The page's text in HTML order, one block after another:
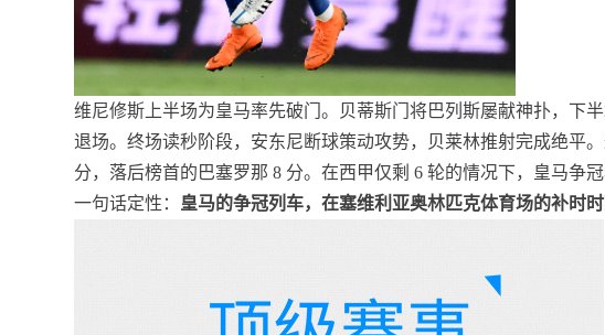
维尼修斯上半场为皇马率先破门。贝蒂斯门将巴列斯屡献神扑，下
退场。终场读秒阶段，安东尼断球策动攻势，贝莱林推射完成绝平
分，落后榜首的巴塞罗那 8 分。在西甲仅剩 6 轮的情况下，皇马争冠
一句话定性：
皇马的争冠列车，在塞维利亚奥林匹克体育场的补时